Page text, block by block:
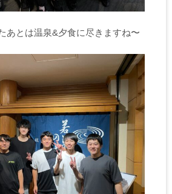
あとは温泉&夕食に尽きますね〜